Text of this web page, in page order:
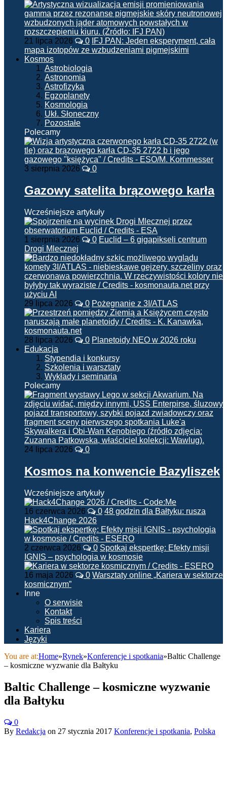
21 lipca 2026 0 IFJ PAN: Jeden eksperyment, cała
mapa izotopów ze wzbudzeniami pigmejskimi
Kosmos
Astrobiologia
Astronomia
Astrofizyka
Egzoplanety
Kosmologia
Ukł. Słoneczny
Pozostałe
Polecamy
3 sierpnia 2026 0
Gazowy satelita brązowego karła
Wcześniejsze artykuły
1 sierpnia 2026 0 Euclid – 6 gigapikseli centrum
Drogi Mlecznej
29 lipca 2026 0 Pożegnanie z 3I/ATLAS
28 lipca 2026 0 Planetoidy NEO w 2026 roku
Edukacja
Stypendia i konkursy
Szkolenia i warsztaty
Wykłady i seminaria
Polecamy
24 lipca 2026 0
Kosmos na konwencie Bazyliszek
Wcześniejsze artykuły
16 czerwca 2026 0 48 godzin dla Bałtyku: rusza
Hack4Change 2026
2 czerwca 2026 0 Spotkaj ekspertkę: Efekty misji
IGNIS – psychologia w kosmosie
16 maja 2026 0 Warsztaty online „Kariera w sektorze
kosmicznym”
Inne
O serwisie
Kontakt
Spis treści
Kariera
Języki
You are at:Home»Rynek»Konferencje i spotkania»Baltic Challenge
– kosmiczne wyzwanie dla Bałtyku
Baltic Challenge – kosmiczne wyzwanie
dla Bałtyku
0
By Redakcja on 27 stycznia 2017 Konferencje i spotkania, Polska